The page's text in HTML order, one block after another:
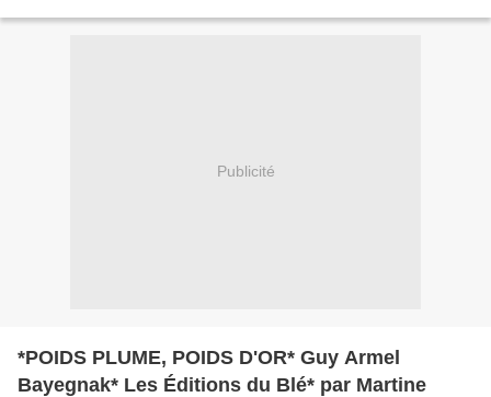
Publicité
*POIDS PLUME, POIDS D'OR* Guy Armel
Bayegnak* Les Éditions du Blé* par Martine